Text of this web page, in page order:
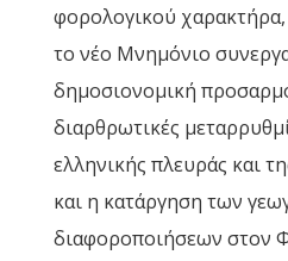
φορολογικού
το νέο Μνημόνιο
δημοσιονομική
διαρθρωτικές
ελληνικής πλευράς και
και η κατάργηση των
διαφοροποιήσεων στον